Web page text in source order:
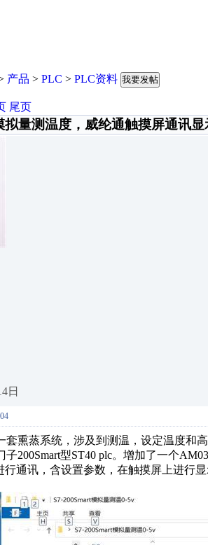
产品 > PLC > PLC资料 我要发帖
尾页
拟量测温度，威纶通触摸屏通讯显
日
套熏蒸系统，涉及到测温，设定温度和
子200Smart型ST40 plc。增加了一个
行通讯，含设置参数，在触摸屏上进行